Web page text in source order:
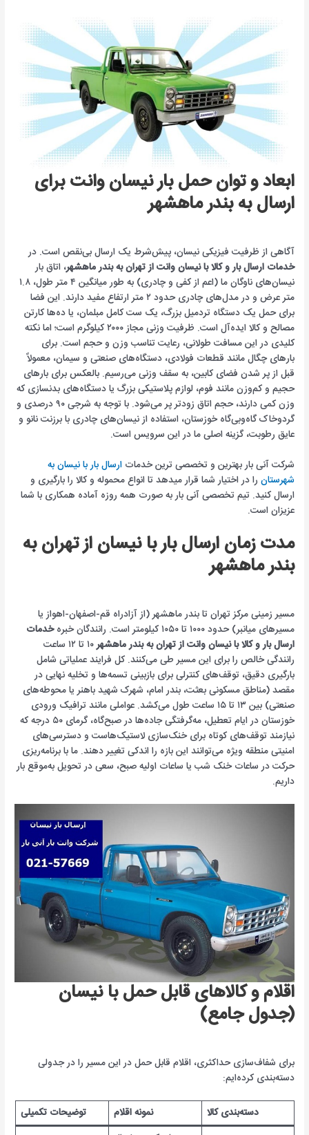
ابعاد و توان حمل بار نیسان وانت برای
ارسال به بندر ماهشهر
آگاهی از ظرفیت فیزیکی نیسان، پیش‌شرط یک ارسال بی‌نقص است. در
خدمات ارسال بار و کالا با نیسان وانت از تهران به بندر ماهشهر، اتاق بار
نیسان‌های ناوگان ما (اعم از کفی و چادری) به طور میانگین ۴ متر طول، ۱.۸
متر عرض و در مدل‌های چادری حدود ۲ متر ارتفاع مفید دارند. این فضا
برای حمل یک دستگاه تردمیل بزرگ، یک ست کامل مبلمان، یا ده‌ها کارتن
مصالح و کالا ایده‌آل است. ظرفیت وزنی مجاز ۲۰۰۰ کیلوگرم است؛ اما نکته
کلیدی در این مسافت طولانی، رعایت تناسب وزن و حجم است. برای
بارهای چگال مانند قطعات فولادی، دستگاه‌های صنعتی و سیمان، معمولاً
قبل از پر شدن فضای کابین، به سقف وزنی می‌رسیم. بالعکس برای بارهای
حجیم و کم‌وزن مانند فوم، لوازم پلاستیکی بزرگ یا دستگاه‌های بدنسازی که
وزن کمی دارند، حجم اتاق زودتر پر می‌شود. با توجه به شرجی ۹۰ درصدی و
گردوخاک گاه‌وبی‌گاه خوزستان، استفاده از نیسان‌های چادری با برزنت نانو و
عایق رطوبت، گزینه اصلی ما در این سرویس است.
شرکت آنی بار بهترین و تخصصی ترین خدماتارسال بار با نیسان به
شهرستان را در اختیار شما قرار میدهد تا انواع محموله و کالا را بارگیری و
ارسال کنید. تیم تخصصی آنی بار به صورت همه روزه آماده همکاری با شما
عزیزان است.
مدت زمان ارسال بار با نیسان از تهران به
بندر ماهشهر
مسیر زمینی مرکز تهران تا بندر ماهشهر (از آزادراه قم-اصفهان-اهواز یا
مسیرهای میانبر) حدود ۱۰۰۰ تا ۱۰۵۰ کیلومتر است. رانندگان خبره
خدمات
ارسال بار و کالا با نیسان وانت از تهران به بندر ماهشهر
۱۰ تا ۱۲ ساعت
رانندگی خالص را برای این مسیر طی می‌کنند. کل فرایند عملیاتی شامل
بارگیری دقیق، توقف‌های کنترلی برای بازبینی تسمه‌ها و تخلیه نهایی در
مقصد (مناطق مسکونی بعثت، بندر امام، شهرک شهید باهنر یا محوطه‌های
صنعتی) بین ۱۳ تا ۱۵ ساعت طول می‌کشد. عواملی مانند ترافیک ورودی
خوزستان در ایام تعطیل، مه‌گرفتگی جاده‌ها در صبح‌گاه، گرمای ۵۰ درجه که
نیازمند توقف‌های کوتاه برای خنک‌سازی لاستیک‌هاست و دسترسی‌های
امنیتی منطقه ویژه می‌توانند این بازه را اندکی تغییر دهند. ما با برنامه‌ریزی
حرکت در ساعات خنک شب یا ساعات اولیه صبح، سعی در تحویل به‌موقع بار
داریم.
اقلام و کالاهای قابل حمل با نیسان
(جدول جامع)
برای شفاف‌سازی حداکثری، اقلام قابل حمل در این مسیر را در جدولی
دسته‌بندی کرده‌ایم:
دسته‌بندی کالا نمونه اقلام
توضیحات تکمیلی